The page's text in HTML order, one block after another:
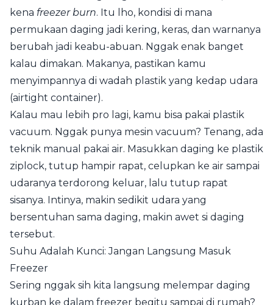
kena freezer burn. Itu lho, kondisi di mana
permukaan daging jadi kering, keras, dan warnanya
berubah jadi keabu-abuan. Nggak enak banget
kalau dimakan. Makanya, pastikan kamu
menyimpannya di wadah plastik yang kedap udara
(airtight container).
Kalau mau lebih pro lagi, kamu bisa pakai plastik
vacuum. Nggak punya mesin vacuum? Tenang, ada
teknik manual pakai air. Masukkan daging ke plastik
ziplock, tutup hampir rapat, celupkan ke air sampai
udaranya terdorong keluar, lalu tutup rapat
sisanya. Intinya, makin sedikit udara yang
bersentuhan sama daging, makin awet si daging
tersebut.
Suhu Adalah Kunci: Jangan Langsung Masuk
Freezer
Sering nggak sih kita langsung melempar daging
kurban ke dalam freezer begitu sampai di rumah?